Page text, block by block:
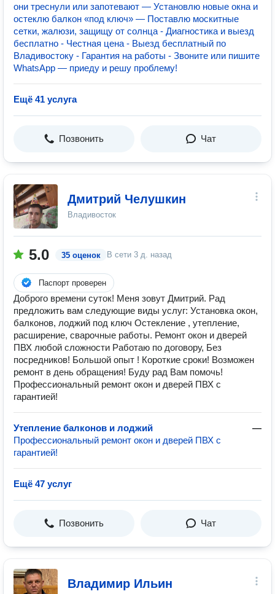
они треснули или запотевают — Установлю новые окна и
остеклю балкон «под ключ» — Поставлю москитные
сетки, жалюзи, защищу от солнца - Диагностика и выезд
бесплатно - Честная цена - Выезд бесплатный по
Владивостоку - Гарантия на работы - Звоните или пишите
WhatsApp — приеду и решу проблему!
Ещё 41 услуга
Позвонить Чат
Дмитрий Челушкин
Владивосток
5.0 35 оценок В сети 3 д. назад
Паспорт проверен
Доброго времени суток! Меня зовут Дмитрий. Рад
предложить вам следующие виды услуг: Установка окон,
балконов, лоджий под ключ Остекление , утепление,
расширение, сварочные работы. Ремонт окон и дверей
ПВХ любой сложности Работаю по договору, Без
посредников! Большой опыт ! Короткие сроки! Возможен
ремонт в день обращения! Буду рад Вам помочь!
Профессиональный ремонт окон и дверей ПВХ с
гарантией!
Утепление балконов и лоджий
—
Профессиональный ремонт окон и дверей ПВХ с
гарантией!
Ещё 47 услуг
Позвонить Чат
Владимир Ильин